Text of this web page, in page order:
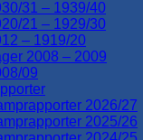
31 – 1939/40
21 – 1929/30
– 1919/20
2008 – 2009
09
2026/27
2025/26